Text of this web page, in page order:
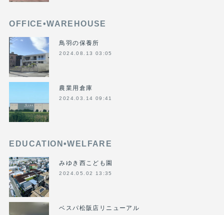
OFFICE•WAREHOUSE
鳥羽の保養所
2024.08.13 03:05
農業用倉庫
2024.03.14 09:41
EDUCATION•WELFARE
みゆき西こども園
2024.05.02 13:35
ベスパ松阪店リニューアル